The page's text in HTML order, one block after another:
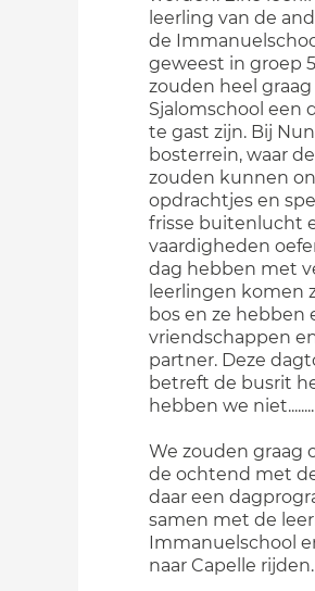
leerling van de
de
geweest in groep
zouden heel
Sjalomschool een
te gast zijn. Bij
bosterrein, waar
zouden kunnen
opdrachtjes en
frisse buitenlucht
vaardigheden
dag hebben met
leerlingen komen
bos en ze hebben
vriendschappen
partner. Deze
betreft de busrit
hebben we niet........
We zouden graag
de ochtend met
daar een
samen met de
Immanuelschool
naar Capelle rijden.